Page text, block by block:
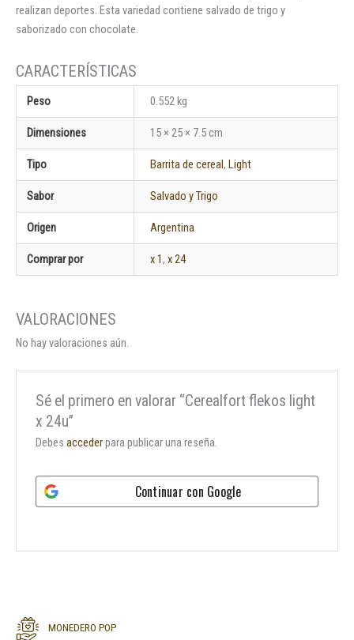
realizan deportes. Esta variedad contiene salvado de trigo y
saborizado con chocolate.
Peso 0.552 kg
Dimensiones 15 × 25 × 7.5 cm
Tipo Barrita de cereal, Light
Sabor Salvado y Trigo
Origen Argentina
Comprar por x 1, x 24
No hay valoraciones aún.
Sé el primero en valorar “Cerealfort flekos light
x 24u”
Debesaccederpara publicar una reseña.
Continuar con Google
MONEDERO POP